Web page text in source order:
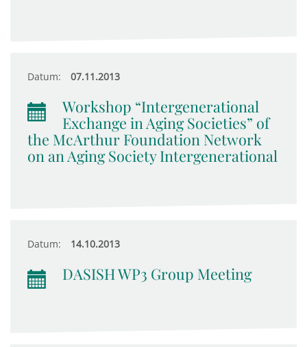
Datum: 07.11.2013
Workshop “Intergenerational
Exchange in Aging Societies” of
the McArthur Foundation Network
on an Aging Society Intergenerational
Datum: 14.10.2013
DASISH WP3 Group Meeting